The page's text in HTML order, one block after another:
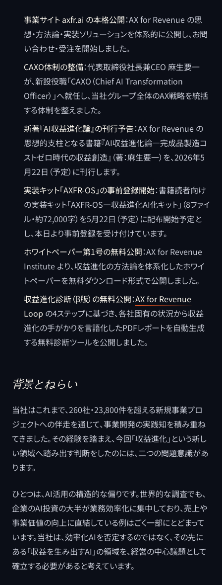
事業サイト axfr.ai の本格公開：AX for Revenue の思
想・方法論・実装ソリューションを体系的に公開し、お問
い合わせ・受注を開始しました。
CAXO体制の整備：代表取締役社長兼CEO 麻生要一
が、新設役職「CAXO（Chief AI Transformation
Officer）」へ就任し、当社グループ全体のAX戦略を統括
する体制を整えました。
新著『AI収益進化論』の刊行予告：AX for Revenue の
思想的支柱となる書籍『AI収益進化論―完成品製造コ
ストゼロ時代の収益創造』（著：麻生要一）を、2026年5
月22日（予定）に刊行します。
実装キット「AXFR-OS」の事前登録開始：書籍読者向け
の実装キット「AXFR-OS―収益進化AI化キット」（8ファイ
ル・約72,000字）を5月22日（予定）に配布開始予定と
し、本日より事前登録を受け付けています。
ホワイトペーパー第1号の無料公開：AX for Revenue
Institute より、収益進化の方法論を体系化したホワイ
トペーパーを無料ダウンロード形式で公開しました。
収益進化診断（β版）の無料公開：AX for Revenue
Loop の4ステップに基づき、各社固有の状況から収益
進化の手がかりを言語化したPDFレポートを自動生成
する無料診断ツールを公開しました。
背景とねらい
当社はこれまで、260社・23,800件を超える新規事業プロ
ジェクトへの伴走を通じて、事業開発の実践知を積み重ね
てきました。その経験を踏まえ、今回「収益進化」という新し
い領域へ踏み出す判断をしたのには、二つの問題意識があ
ります。
ひとつは、AI活用の構造的な偏りです。世界的な調査でも、
企業のAI投資の大半が業務効率化に集中しており、売上や
事業価値の向上に直結している例はごく一部にとどまって
います。当社は、効率化AIを否定するのではなく、その先に
ある「収益を生み出すAI」の領域を、経営の中心議題として
確立する必要があると考えています。